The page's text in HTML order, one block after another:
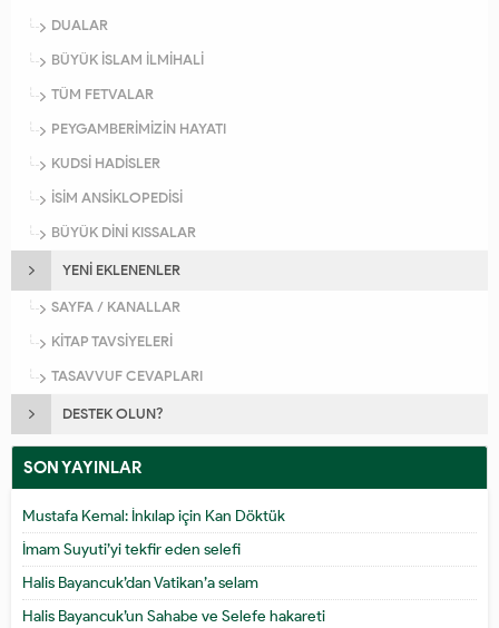
DUALAR
BÜYÜK İSLAM İLMİHALİ
TÜM FETVALAR
PEYGAMBERİMİZİN HAYATI
KUDSİ HADİSLER
İSİM ANSİKLOPEDİSİ
BÜYÜK DİNİ KISSALAR
YENİ EKLENENLER
SAYFA / KANALLAR
KİTAP TAVSİYELERİ
TASAVVUF CEVAPLARI
DESTEK OLUN?
SON YAYINLAR
Mustafa Kemal: İnkılap için Kan Döktük
İmam Suyuti’yi tekfir eden selefi
Halis Bayancuk’dan Vatikan’a selam
Halis Bayancuk’un Sahabe ve Selefe hakareti